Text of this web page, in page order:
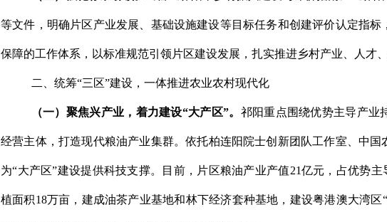
等文件， 明确片区产业发展、基础设施建设等目标任务和创建评价认定指标
保障的工作体系 ，以标准规范引领 片区建设发展 ， 扎实推进乡村产业、人才
二、 统筹“三区”建设，一体推进农业农村现代化
（一） 聚焦兴产业，着力建设“大产区”。 祁阳重点围绕优势主导产业
经营主体， 打造现代粮油产业集群。依托柏连阳院士创新团队工作室、中国
为“大产区”建设提供科技支撑。 目前，片区粮油产业产值21亿元，占优势主
植面积18万亩， 建成油茶产业基地和林下经济套种基地 ， 建设粤港澳大湾区“